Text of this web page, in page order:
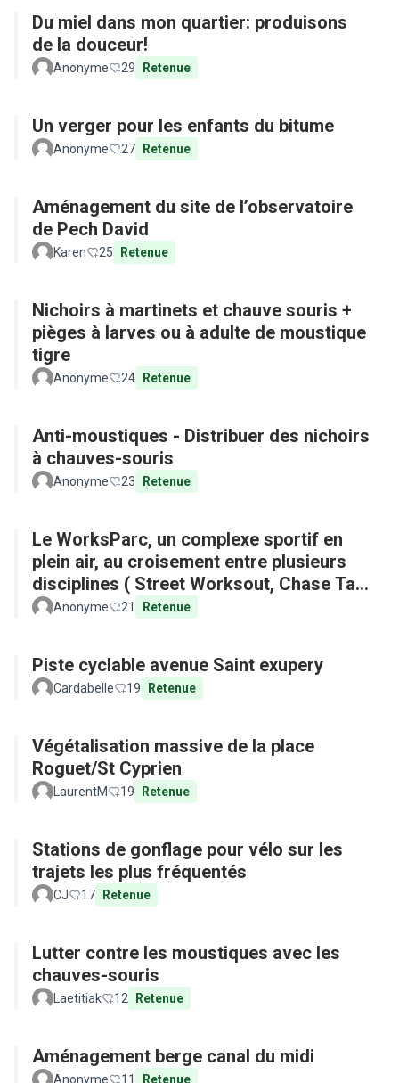
Du miel dans mon quartier: produisons
de la douceur!
Anonyme 29 Retenue
Un verger pour les enfants du bitume
Anonyme 27 Retenue
Aménagement du site de l’observatoire
de Pech David
Karen 25 Retenue
Nichoirs à martinets et chauve souris +
pièges à larves ou à adulte de moustique
tigre
Anonyme 24 Retenue
Anti-moustiques - Distribuer des nichoirs
à chauves-souris
Anonyme 23 Retenue
Le WorksParc, un complexe sportif en
plein air, au croisement entre plusieurs
disciplines ( Street Worksout, Chase Tag,
Parkour)
Anonyme 21 Retenue
Piste cyclable avenue Saint exupery
Cardabelle 19 Retenue
Végétalisation massive de la place
Roguet/St Cyprien
LaurentM 19 Retenue
Stations de gonflage pour vélo sur les
trajets les plus fréquentés
CJ 17 Retenue
Lutter contre les moustiques avec les
chauves-souris
Laetitiak 12 Retenue
Aménagement berge canal du midi
Anonyme 11 Retenue